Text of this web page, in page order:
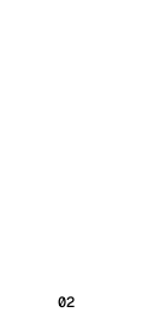
02